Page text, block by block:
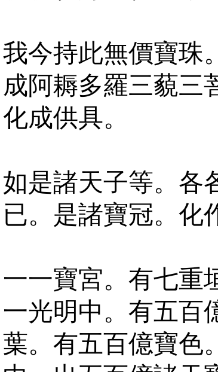
我今持此無價寶珠
成阿耨多羅三藐三
化成供具。
如是諸天子等。各
已。是諸寶冠。化
一一寶宮。有七重
一光明中。有五百
葉。有五百億寶色